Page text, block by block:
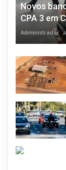
Novos
CPA 3 em
Administrador